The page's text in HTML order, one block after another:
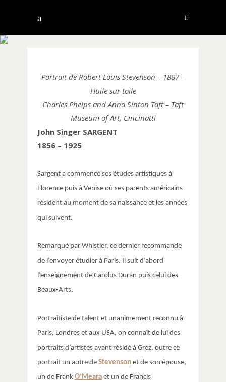
Portrait de Robert Louis Stevenson – 1887 –
Huile sur toile
Charles Phelps and Anna Sinton Taft – Taft
Museum of Art, Cincinatti
John Singer SARGENT
1856 – 1925
Sargent a commencé ses études artistiques à
Florence puis à Venise où ses parents américains
résident au moment de sa naissance et les années
qui suivent.
Remarqué par Whistler, ce dernier recommande
de l’envoyer étudier à Paris. Il suit d’abord
l’enseignement de Carolus Duran puis celui des
Beaux-Arts.
Portraitiste de talent et unanimement reconnu à
Paris, Londres et aux USA, on connaît de lui des
portraits d’artistes ayant résidé à Grez, outre ce
portrait un autre de Stevenson et de son épouse,
un de Frank O’Meara et un de Francis